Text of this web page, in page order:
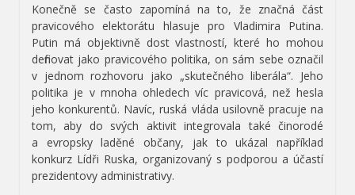
Konečně se často zapomíná na to, že značná část
pravicového elektorátu hlasuje pro Vladimira Putina.
Putin má objektivně dost vlastností, které ho mohou
definovat jako pravicového politika, on sám sebe označil
v jednom rozhovoru jako „skutečného liberála“. Jeho
politika je v mnoha ohledech víc pravicová, než hesla
jeho konkurentů. Navíc, ruská vláda usilovně pracuje na
tom, aby do svých aktivit integrovala také činorodé
a evropsky laděné občany, jak to ukázal například
konkurz Lídři Ruska, organizovaný s podporou a účastí
prezidentovy administrativy.